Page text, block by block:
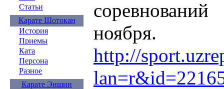
Статьи
Карате Шотокан
История
Приемы
Ката
Персона
Разное
Карате Эншин
ноября.
http://